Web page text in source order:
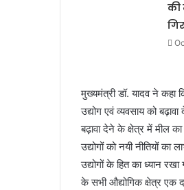
की
मुख्यमंत्री डॉ. यादव ने कहा
उद्योग एवं व्यवसाय को
बढ़ावा देने के क्षेत्र में मील
उद्योगों को नयी नीतियों
उद्योगों के हित का ध्यान
के सभी औद्योगिक क्षेत्र एक